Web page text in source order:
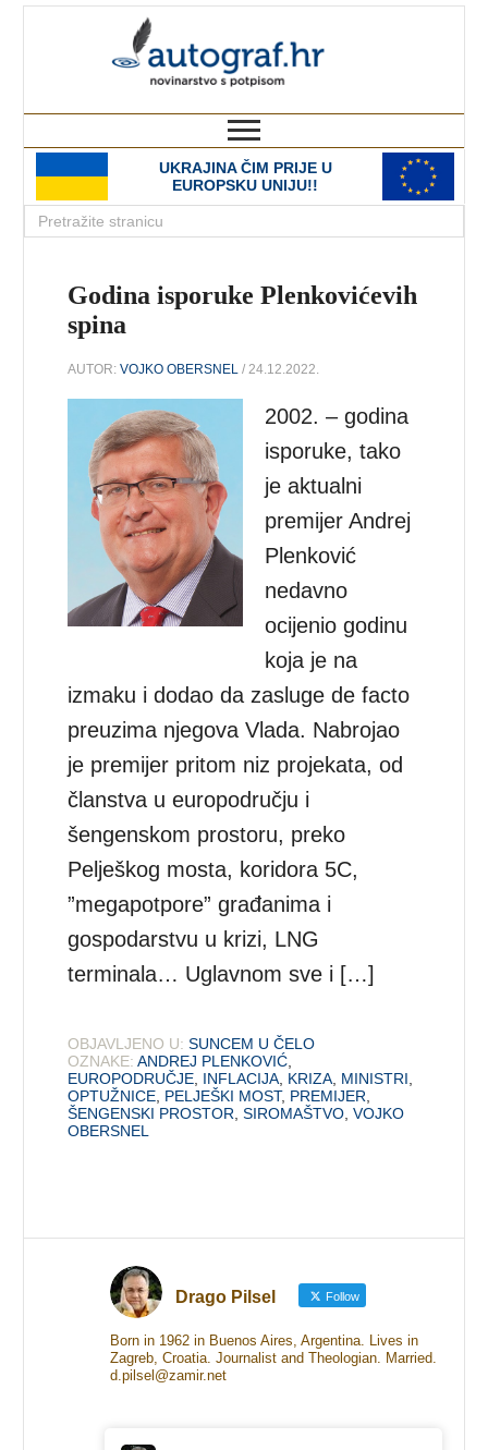
UKRAJINA ČIM PRIJE U
EUROPSKU UNIJU!!
Godina isporuke Plenkovićevih
spina
AUTOR:VOJKO OBERSNEL / 24.12.2022.
2002. – godina
isporuke, tako
je aktualni
premijer Andrej
Plenković
nedavno
ocijenio godinu
koja je na
izmaku i dodao da zasluge de facto
preuzima njegova Vlada. Nabrojao
je premijer pritom niz projekata, od
članstva u europodručju i
šengenskom prostoru, preko
Pelješkog mosta, koridora 5C,
”megapotpore” građanima i
gospodarstvu u krizi, LNG
terminala… Uglavnom sve i […]
OBJAVLJENO U: SUNCEM U ČELO
OZNAKE: ANDREJ PLENKOVIĆ
EUROPODRUČJE INFLACIJA KRIZA MINISTRI
OPTUŽNICE PELJEŠKI MOST, PREMIJER
ŠENGENSKI PROSTOR ,SIROMAŠTVO ,VOJKO
OBERSNEL
Drago Pilsel Follow
Born in 1962 in Buenos Aires, Argentina. Lives in
Zagreb, Croatia. Journalist and Theologian. Married.
d.pilsel@zamir.net